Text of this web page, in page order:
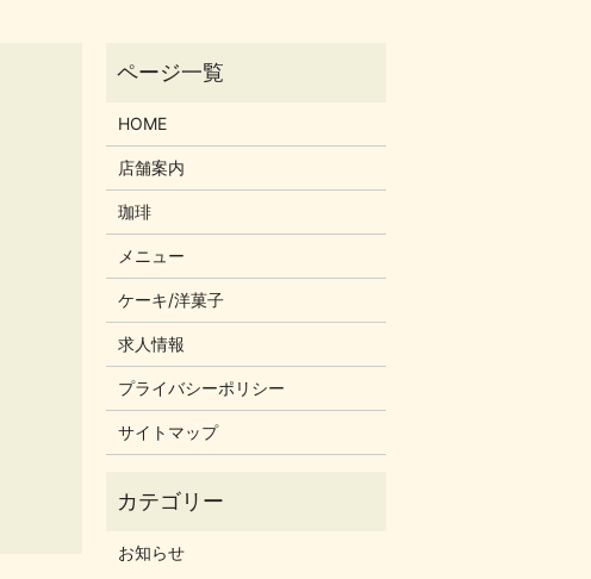
HOME
店舗案内
珈琲
メニュー
ケーキ/洋菓子
求人情報
プライバシーポリシー
サイトマップ
お知らせ